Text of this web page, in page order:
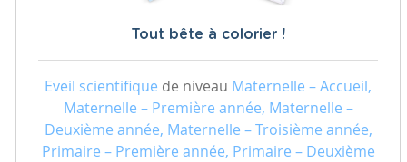
Tout bête à colorier !
Eveil scientifique de niveau Maternelle – Accueil,
Maternelle – Première année, Maternelle –
Deuxième année, Maternelle – Troisième année,
Primaire – Première année, Primaire – Deuxième